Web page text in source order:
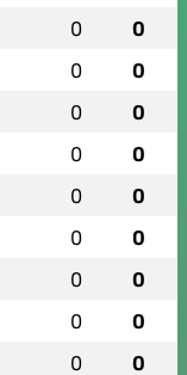
0 0
0 0
0 0
0 0
0 0
0 0
0 0
0 0
0 0